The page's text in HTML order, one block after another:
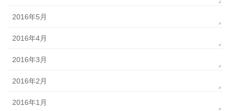
2016年5月
2016年4月
2016年3月
2016年2月
2016年1月